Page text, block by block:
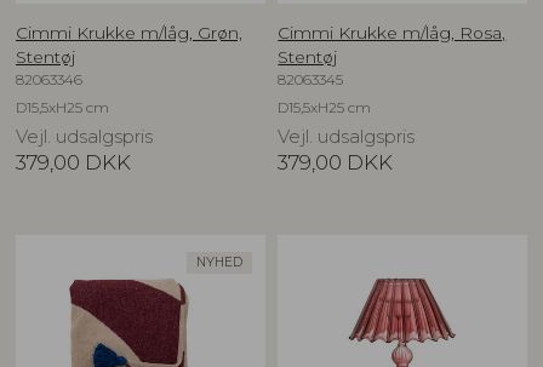
Cimmi Krukke m/låg, Grøn,
Stentøj
82063346
D15,5xH25 cm
Vejl. udsalgspris
379,00 DKK
Cimmi Krukke m/låg, Rosa,
Stentøj
82063345
D15,5xH25 cm
Vejl. udsalgspris
379,00 DKK
NYHED